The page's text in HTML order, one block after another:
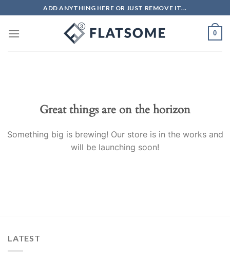
to
content
ADD ANYTHING HERE OR JUST REMOVE IT...
0
Great things are on the horizon
Something big is brewing! Our store is in the works and
will be launching soon!
LATEST